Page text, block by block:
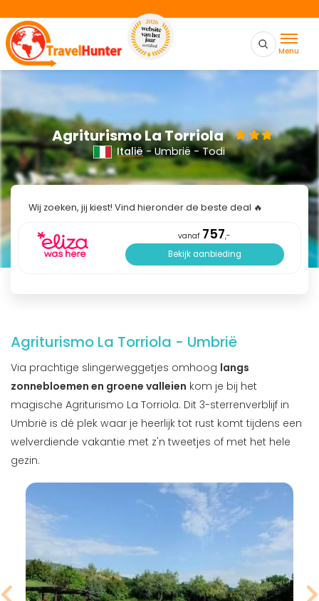
Menu
Agriturismo La Torriola
Italië - Umbrië - Todi
Wij zoeken, jij kiest! Vind hieronder de beste deal 🔥
vanaf 757,-
Bekijk aanbieding
Agriturismo La Torriola - Umbrië
Via prachtige slingerweggetjes omhoog langs
zonnebloemen en groene valleien kom je bij het
magische Agriturismo La Torriola. Dit 3-sterrenverblijf in
Umbrië is dé plek waar je heerlijk tot rust komt tijdens een
welverdiende vakantie met z'n tweetjes of met het hele
gezin.